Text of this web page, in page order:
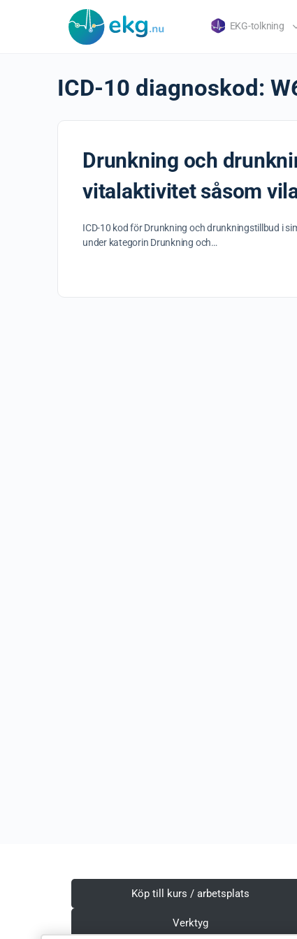
EKG-tolkning
ICD-10 diagnoskod:
Drunkning och
vitalaktivitet såsom
ICD-10 kod för Drunkning och drunkningstillbud i
under kategorin Drunkning och…
Köp till kurs / arbetsplats
Verktyg